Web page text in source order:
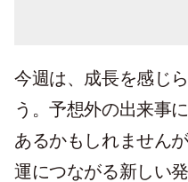
今週は、成長を感じ
う。予想外の出来事
あるかもしれません
運につながる新しい